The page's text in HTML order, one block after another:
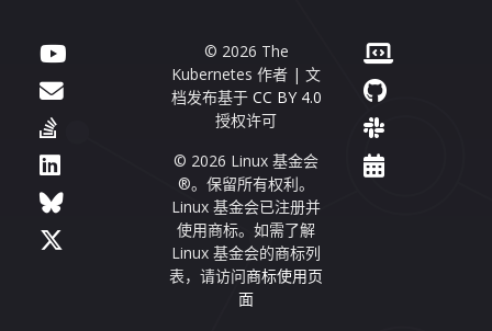
© 2026 The
Kubernetes 作者 | 文
档发布基于 CC BY 4.0
授权许可
© 2026 Linux 基金会
®。保留所有权利。
Linux 基金会已注册并
使用商标。如需了解
Linux 基金会的商标列
表，请访问商标使用页
面